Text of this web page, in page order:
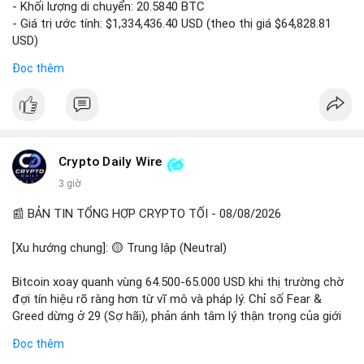
- Khối lượng di chuyển: 20.5840 BTC
- Giá trị ước tính: $1,334,436.40 USD (theo thị giá $64,828.81
USD)
USD được thực hiện vào phiên Á, thời điểm thanh khoản mỏng.
tài sản giữa các ví nóng, hoặc chuẩn bị thanh khoản cho các
lệnh OTC. Dòng tiền không đổ thẳng lên sàn tập trung, nên rủi
ro bán tháo ngắn hạn thấp, nhưng tâm lý thị trường có thể dao
động nhẹ do theo dõi sát biến động ví lớn.
Lời khuyên: Nhà đầu tư nhỏ lẻ không nên hành động theo cảm
tiếp theo trong 24 giờ để xác nhận xu hướng. Giữ tỷ trọng tiền
mặt hợp lý, tránh đòn bẩy cao trong vùng giá hiện tại.
#theodoivilon
Đọc thêm
Crypto Daily Wire
3 giờ
📰 BẢN TIN TỔNG HỢP CRYPTO TỐI - 08/08/2026
[Xu hướng chung]: 🟡 Trung lập (Neutral)
Bitcoin xoay quanh vùng 64.500-65.000 USD khi thị trường chờ
đợi tín hiệu rõ ràng hơn từ vĩ mô và pháp lý. Chỉ số Fear &
Greed dừng ở 29 (Sợ hãi), phản ánh tâm lý thận trọng của giới
Đọc thêm